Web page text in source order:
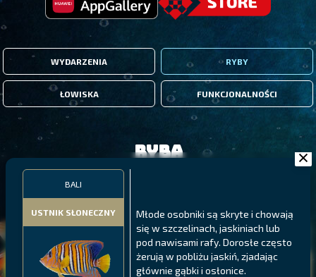
WYDARZENIA RYBY
ŁOWISKA FUNKCJONALNOŚCI
BALI
USTNIK SŁONECZNY
Młode osobniki są skryte i chowają
się w szczelinach, jaskiniach lub
pod nawisami rafy. Dorosłe często
żerują w pobliżu jaskiń, zjadając
głównie gąbki i osłonice.
Ryba
PYSZCZAK ZACHODNI
PÓŁNOCNE FIORDY
LING
WYSPY GALAPAGOS
BODIAN
MEKSYKAŃSKI